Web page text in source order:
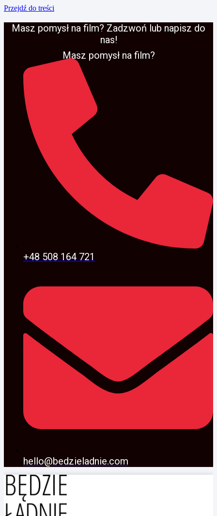
Przejdź do treści
Masz pomysł na film? Zadzwoń lub napisz do
nas!
Masz pomysł na film?
+48 508 164 721
hello@bedzieladnie.com